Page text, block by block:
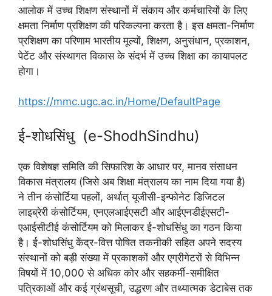
आलोक में उच्च शिक्षण संस्थानों में संकाय और कर्मचारियों के लिए
क्षमता निर्माण प्रशिक्षण की परिकल्पना करता है। इस क्षमता-निर्माण
प्रशिक्षण का परिणाम भारतीय मूल्यों, शिक्षण, अनुसंधान, प्रकाशन,
पेटेंट और संस्थागत विकास के संदर्भ में उच्च शिक्षा का कायापलट
होगा।
https://mmc.ugc.ac.in/Home/DefaultPage
ई-शोधसिंधु (e-ShodhSindhu)
एक विशेषज्ञ समिति की सिफारिश के आधार पर, मानव संसाधन
विकास मंत्रालय (जिसे अब शिक्षा मंत्रालय का नाम दिया गया है)
ने तीन कंसोर्टिया पहलों, अर्थात् यूजीसी-इन्फोनेट डिजिटल
लाइब्रेरी कंसोर्टियम, एनएलआईएसटी और आईएनडीईएसटी-
एआईसीटीई कंसोर्टियम को मिलाकर ई-शोधसिंधु का गठन किया
है। ई-शोधसिंधु केंद्र-वित्त पोषित तकनीकी सहित अपने सदस्य
संस्थानों को बड़ी संख्या में प्रकाशकों और एग्रीगेटरों से विभिन्न
विषयों में 10,000 से अधिक कोर और सहकर्मी-समीक्षित
पत्रिकाओं और कई ग्रंथसूची, उद्धरण और तथ्यात्मक डेटाबेस तक